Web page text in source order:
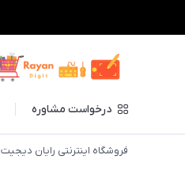
درخواست مشاوره
فروشگاه اینترنتی رایان دیجیت